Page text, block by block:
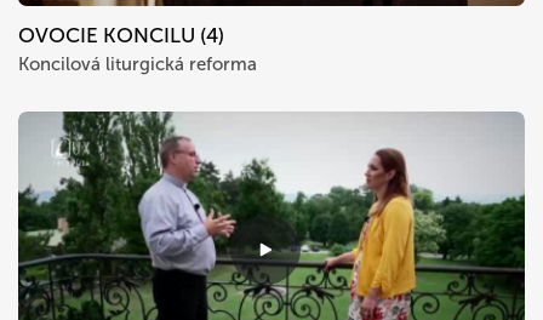
OVOCIE KONCILU (4)
Koncilová liturgická reforma